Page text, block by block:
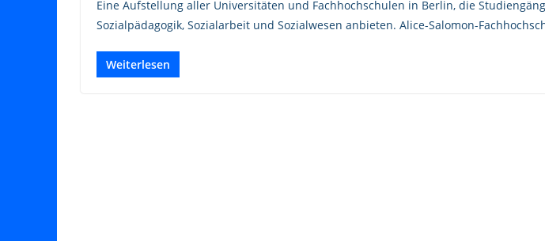
Eine Aufstellung aller Universitäten und Fachhochschulen in Berlin, die
Sozialpädagogik, Sozialarbeit und Sozialwesen anbieten. Alice-Salomon-
Weiterlesen